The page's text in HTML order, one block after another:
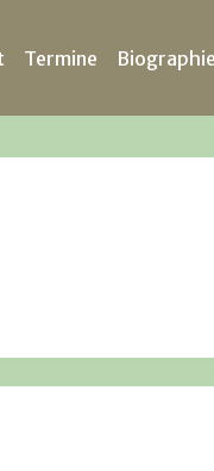
Termine Biographie